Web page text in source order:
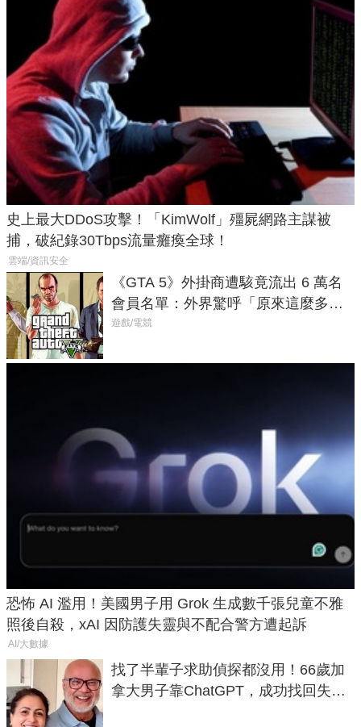
史上最大DDoS攻擊！「KimWolf」殭屍網路主謀被
捕，破紀錄30Tbps流量癱瘓全球！
雲端/資訊安全
《GTA 5》外掛商遭駭竟流出 6 萬名
會員名單：外界驚呼「原來這麼多人
在開掛！」
遊戲/電競
恐怖 AI 濫用！美國男子用 Grok 生成數千張兒童不雅
照後自殺，xAI 因防護失靈與不配合警方遭起訴
AI/大數據
找了半輩子求助偵探都沒用！66歲加
拿大男子靠ChatGPT，成功找回失散